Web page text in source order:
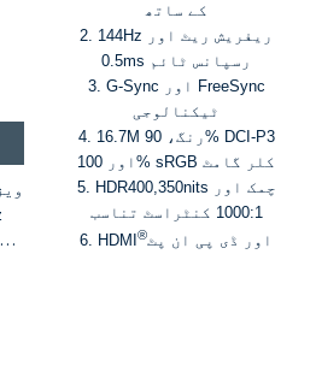
کے ساتھ
2. 144Hz ریفریش ریٹ اور
0.5ms رسپانس ٹائم
3. G-Sync اور FreeSync
ٹیکنالوجی
4. 16.7M رنگ، 90% DCI-P3
اور 100% sRGB کلر گامٹ
5. HDR400,350nits چمک اور
1000:1 کنٹراسٹ تناسب
6. HDMI ®اور ڈی پی ان پٹ